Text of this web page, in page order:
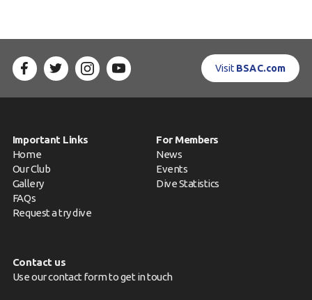
Visit BSAC.com
Important Links
Home
Our Club
Gallery
FAQs
Request a try dive
For Members
News
Events
Dive Statistics
Contact us
Use our contact form to get in touch